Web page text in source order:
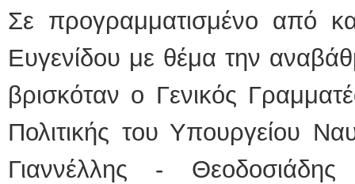
Σε προγραμματισμένο από
Ευγενίδου με θέμα την
βρισκόταν ο Γενικός
Πολιτικής του Υπουργείου
Γιαννέλλης -